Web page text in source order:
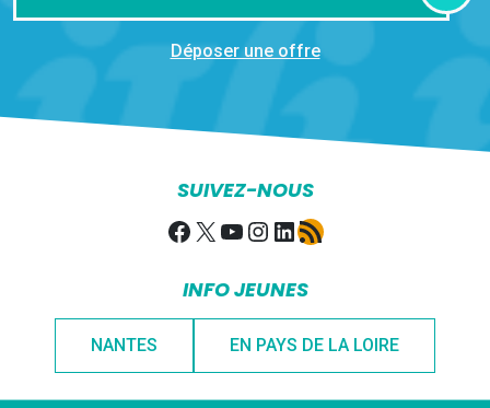
Déposer une offre
SUIVEZ-NOUS
Facebook
X YouTube
Instagram
LinkedIn
Flux RSS
INFO JEUNES
NANTES EN PAYS DE LA LOIRE